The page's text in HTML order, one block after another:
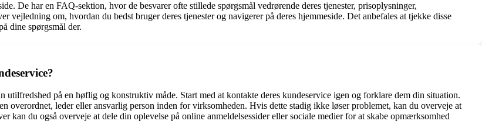
De har en FAQ-sektion, hvor de besvarer ofte stillede spørgsmål vedrørende deres tjenester, prisoplysninger,
om, hvordan du bedst bruger deres tjenester og navigerer på deres hjemmeside. Det anbefales at tjekke disse
dine spørgsmål der.
på en høflig og konstruktiv måde. Start med at kontakte deres kundeservice igen og forklare dem din situation.
leder eller ansvarlig person inden for virksomheden. Hvis dette stadig ikke løser problemet, kan du overveje at
kan du også overveje at dele din oplevelse på online anmeldelsessider eller sociale medier for at skabe opmærksomhed